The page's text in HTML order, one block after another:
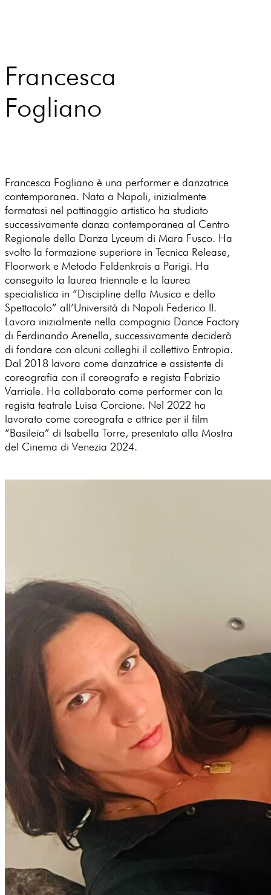
Francesca
Fogliano
Francesca Fogliano è una performer e danzatrice
contemporanea. Nata a Napoli, inizialmente
formatasi nel pattinaggio artistico ha studiato
successivamente danza contemporanea al Centro
Regionale della Danza Lyceum di Mara Fusco. Ha
svolto la formazione superiore in Tecnica Release,
Floorwork e Metodo Feldenkrais a Parigi. Ha
conseguito la laurea triennale e la laurea
specialistica in “Discipline della Musica e dello
Spettacolo” all’Università di Napoli Federico II.
Lavora inizialmente nella compagnia Dance Factory
di Ferdinando Arenella, successivamente deciderà
di fondare con alcuni colleghi il collettivo Entropia.
Dal 2018 lavora come danzatrice e assistente di
coreografia con il coreografo e regista Fabrizio
Varriale. Ha collaborato come performer con la
regista teatrale Luisa Corcione. Nel 2022 ha
lavorato come coreografa e attrice per il film
“Basileia” di Isabella Torre, presentato alla Mostra
del Cinema di Venezia 2024.